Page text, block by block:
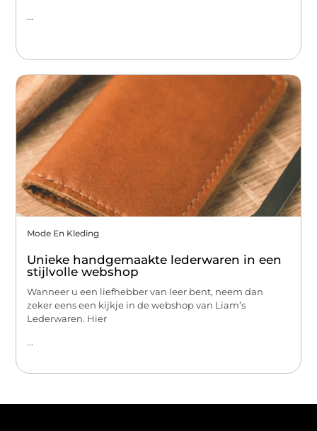
...
Mode En Kleding
Unieke handgemaakte lederwaren in een
stijlvolle webshop
Wanneer u een liefhebber van leer bent, neem dan
zeker eens een kijkje in de webshop van Liam’s
Lederwaren. Hier
...